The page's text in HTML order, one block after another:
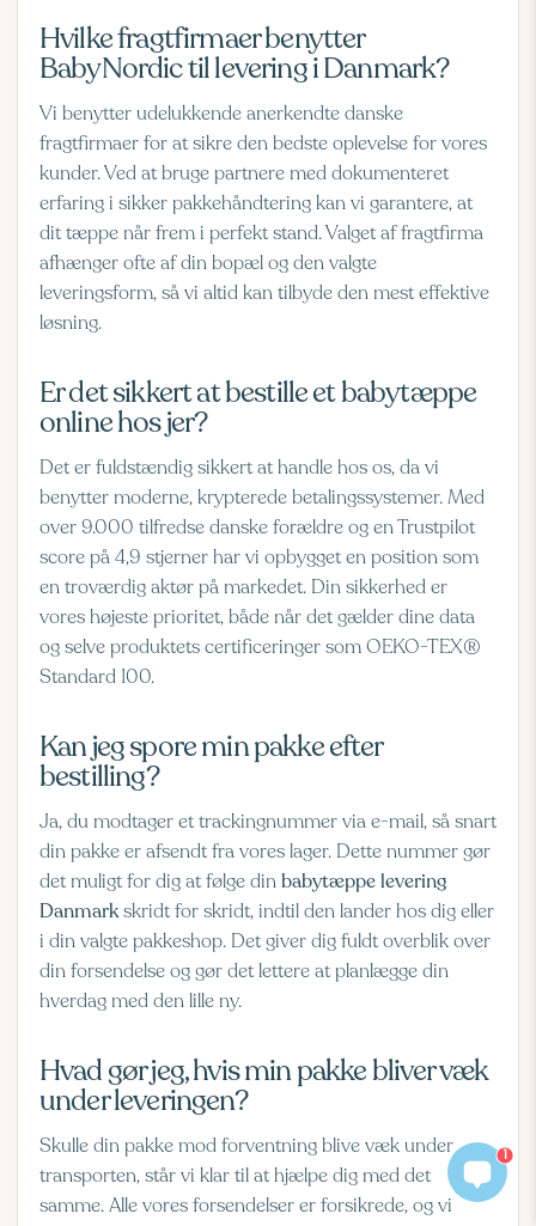
Hvilke fragtfirmaer benytter
BabyNordic til levering i Danmark?
Vi benytter udelukkende anerkendte danske
fragtfirmaer for at sikre den bedste oplevelse for vores
kunder. Ved at bruge partnere med dokumenteret
erfaring i sikker pakkehåndtering kan vi garantere, at
dit tæppe når frem i perfekt stand. Valget af fragtfirma
afhænger ofte af din bopæl og den valgte
leveringsform, så vi altid kan tilbyde den mest effektive
løsning.
Er det sikkert at bestille et babytæppe
online hos jer?
Det er fuldstændig sikkert at handle hos os, da vi
benytter moderne, krypterede betalingssystemer. Med
over 9.000 tilfredse danske forældre og en Trustpilot
score på 4,9 stjerner har vi opbygget en position som
en troværdig aktør på markedet. Din sikkerhed er
vores højeste prioritet, både når det gælder dine data
og selve produktets certificeringer som OEKO-TEX®
Standard 100.
Kan jeg spore min pakke efter
bestilling?
Ja, du modtager et trackingnummer via e-mail, så snart
din pakke er afsendt fra vores lager. Dette nummer gør
det muligt for dig at følge din babytæppe levering
Danmarkskridt for skridt, indtil den lander hos dig eller
i din valgte pakkeshop. Det giver dig fuldt overblik over
din forsendelse og gør det lettere at planlægge din
hverdag med den lille ny.
Hvad gør jeg, hvis min pakke bliver væk
under leveringen?
Skulle din pakke mod forventning blive væk under
transporten, står vi klar til at hjælpe dig med det
samme. Alle vores forsendelser er forsikrede, og vi
1